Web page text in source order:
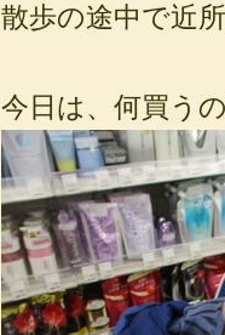
散歩の途中で近
今日は、何買う